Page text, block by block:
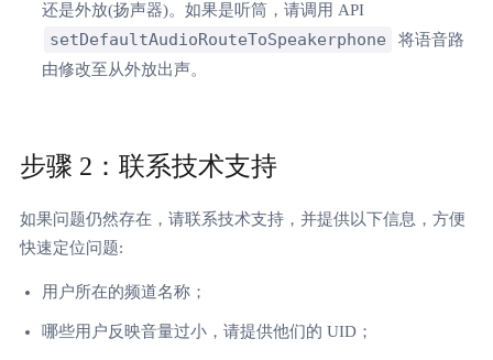
还是外放(扬声器)。如果是听筒，请调用 API
setDefaultAudioRouteToSpeakerphone
将语音路
由修改至从外放出声。
步骤 2：联系技术支持
如果问题仍然存在，请联系技术支持，并提供以下信息，方便
快速定位问题:
用户所在的频道名称；
哪些用户反映音量过小，请提供他们的 UID；